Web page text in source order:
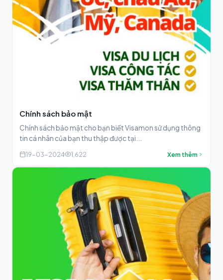
Chính sách bảo mật
Chính sách bảo mật cho bạn biết Visamon sử dụng thông
tin cá nhân của bạn thu thập được tại...
19-03-2024 1,622 Xem thêm